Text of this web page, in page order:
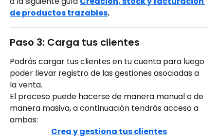
de productos trazables.
Paso 3: Carga tus clientes
Podrás cargar tus clientes en tu cuenta para luego
poder llevar registro de las gestiones asociadas a
la venta.
El proceso puede hacerse de manera manual o de
manera masiva, a continuación tendrás acceso a
ambas:
Crea y gestiona tus clientes